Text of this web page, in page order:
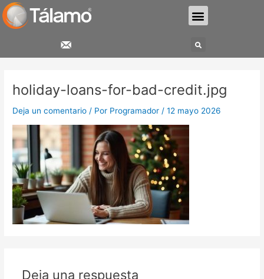
al
contenido
Menu
Search
holiday-loans-for-bad-credit.jpg
Deja un comentario / Por Programador /12 mayo 2026
Deja una respuesta